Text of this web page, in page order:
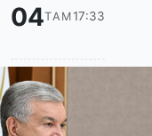
04ТАМ17:33